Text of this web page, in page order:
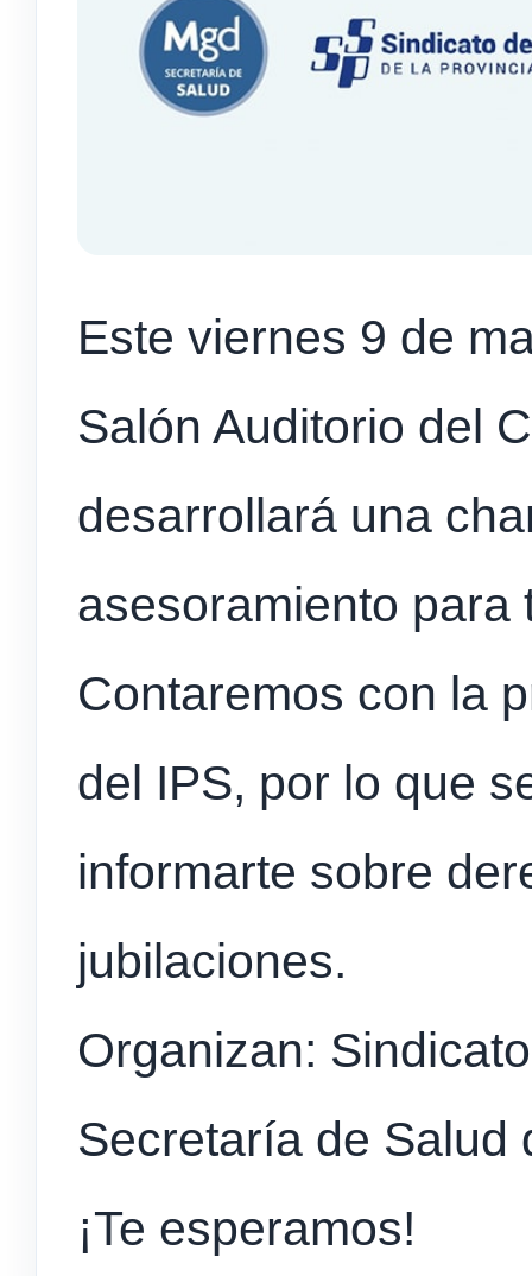
Este viernes 9 de
Salón Auditorio del
desarrollará una
asesoramiento para
Contaremos con la
del IPS, por lo que
informarte sobre
jubilaciones.
Organizan:
Secretaría de Salud
¡Te esperamos!